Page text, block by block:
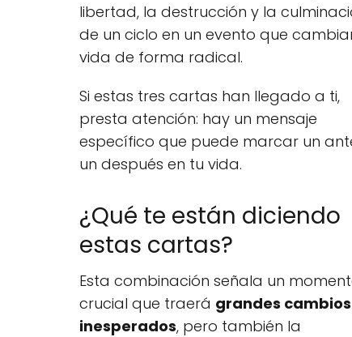
libertad, la destrucción y la
de un ciclo en un evento que
vida de forma radical.
Si estas tres cartas han llegado a ti,
presta atención: hay un mensaje
específico que puede marcar un
un después en tu vida.
¿Qué te están diciendo
estas cartas?
Esta combinación señala un
crucial que traerá grandes cambios
inesperados, pero también la